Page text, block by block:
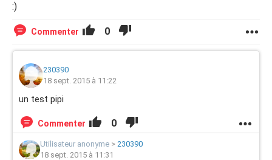
:)
Commenter 0
230390
18 sept. 2015 à 11:22
un test pipi
Commenter 0
Utilisateur anonyme > 230390
18 sept. 2015 à 11:31